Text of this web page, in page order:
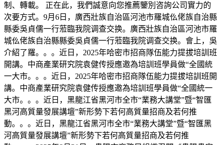
制、轉載。 正在此，我們誠意向您推薦鑒別咨詢公司實力的
次要方式。9月6日，廣西壯族自治區河池市羅城仫佬族自治縣
縣委吳貞儒一行蒞臨我院调查交换。廣西壯族自治區河池市羅
城仫佬族自治縣縣委吳貞儒一行蒞臨我院调查交换。會上，吳
介紹了羅。。。近日，2025年哈密市招商隊伍能力提拔培訓班
開講。中商產業研究院袁健传授應邀為培訓班學員做“全國統
一大市。。。近日，2025年哈密市招商隊伍能力提拔培訓班開
講。中商產業研究院袁健传授應邀為培訓班學員做“全國統一
大市。。。近日，黑龍江省黑河市全市“業務大講堂”暨“智匯
黑河高質量發展講壇”新形勢下若何高質量招商及若何推
動。。。近日，黑龍江省黑河市全市“業務大講堂”暨“智匯黑
河高質量發展講壇”新形勢下若何高質量招商及若何推